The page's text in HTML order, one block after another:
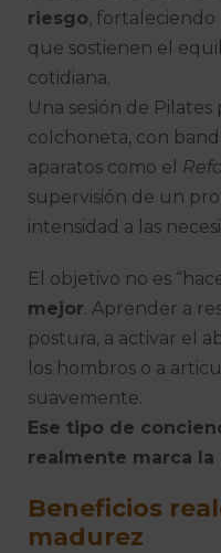
riesgo,
que sostienen el
cotidiana.
Una sesión de
colchoneta, con
aparatos como el
supervisión de un
intensidad a las
El objetivo no es
mejor. Aprender a
postura, a activar el
los hombros o a
suavemente.
Ese tipo de
realmente marca
Beneficios
madurez